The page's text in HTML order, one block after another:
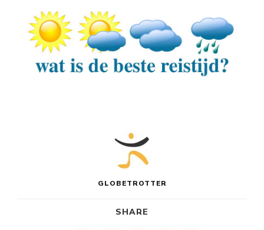
GLOBETROTTER
SHARE